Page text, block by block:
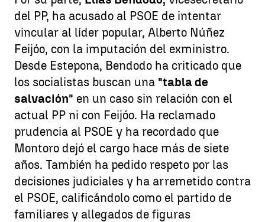
del PP, ha acusado al PSOE de intentar
vincular al líder popular, Alberto Núñez
Feijóo, con la imputación del exministro.
Desde Estepona, Bendodo ha criticado que
los socialistas buscan una "tabla de
salvación" en un caso sin relación con el
actual PP ni con Feijóo. Ha reclamado
prudencia al PSOE y ha recordado que
Montoro dejó el cargo hace más de siete
años. También ha pedido respeto por las
decisiones judiciales y ha arremetido contra
el PSOE, calificándolo como el partido de
familiares y allegados de figuras